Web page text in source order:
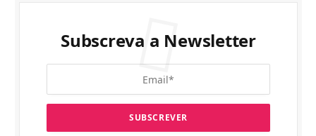
Subscreva a Newsletter